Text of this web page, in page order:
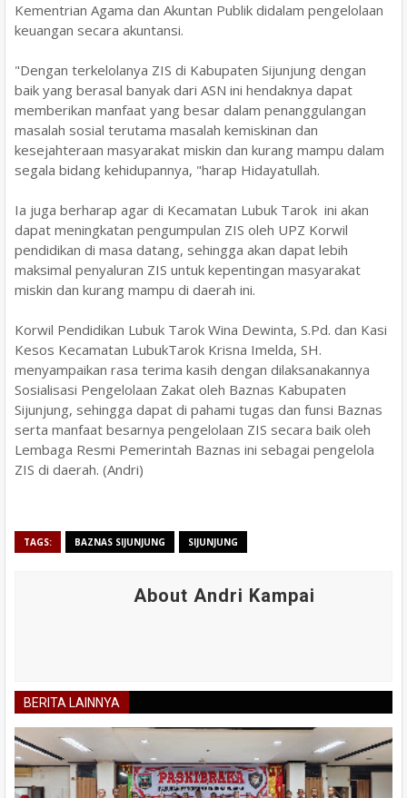
Kementrian Agama dan Akuntan Publik didalam pengelolaan
keuangan secara akuntansi.
"Dengan terkelolanya ZIS di Kabupaten Sijunjung dengan
baik yang berasal banyak dari ASN ini hendaknya dapat
memberikan manfaat yang besar dalam penanggulangan
masalah sosial terutama masalah kemiskinan dan
kesejahteraan masyarakat miskin dan kurang mampu dalam
segala bidang kehidupannya, "harap Hidayatullah.
Ia juga berharap agar di Kecamatan Lubuk Tarok ini akan
dapat meningkatan pengumpulan ZIS oleh UPZ Korwil
pendidikan di masa datang, sehingga akan dapat lebih
maksimal penyaluran ZIS untuk kepentingan masyarakat
miskin dan kurang mampu di daerah ini.
Korwil Pendidikan Lubuk Tarok Wina Dewinta, S.Pd. dan Kasi
Kesos Kecamatan LubukTarok Krisna Imelda, SH.
menyampaikan rasa terima kasih dengan dilaksanakannya
Sosialisasi Pengelolaan Zakat oleh Baznas Kabupaten
Sijunjung, sehingga dapat di pahami tugas dan funsi Baznas
serta manfaat besarnya pengelolaan ZIS secara baik oleh
Lembaga Resmi Pemerintah Baznas ini sebagai pengelola
ZIS di daerah. (Andri)
TAGS: BAZNAS SIJUNJUNG SIJUNJUNG
About Andri Kampai
BERITA LAINNYA